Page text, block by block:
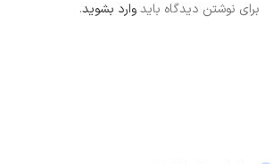
برای نوشتن دیدگاه بایدوارد بشوید.